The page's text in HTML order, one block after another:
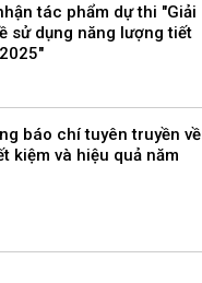
tác phẩm dự thi "Giải
sử dụng năng lượng tiết
báo chí tuyên truyền về
kiệm và hiệu quả năm